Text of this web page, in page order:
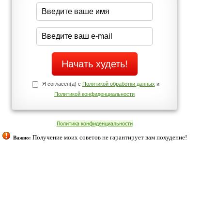
середине дня?
Нет
Телефоны службы поддержки
+7 (909) 421-77-27
cookies. Оставаясь с нами, вы соглашаетесь с нашей
Согласен